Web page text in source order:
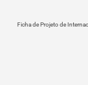
Ficha de Projeto de